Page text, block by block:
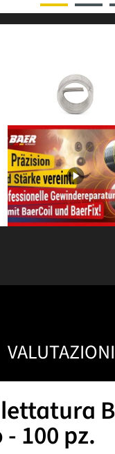
VALUTAZIONI
100 pz.